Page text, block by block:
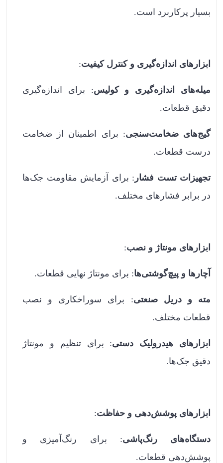
بسیار پرکاربرد است.
ابزارهای اندازه‌گیری و کنترل کیفیت:
میله‌های اندازه‌گیری و کولیس: برای اندازه‌گیری
دقیق قطعات.
گیج‌های ضخامت‌سنجی: برای اطمینان از ضخامت
درست قطعات.
تجهیزات تست فشار : برای آزمایش مقاومت جک‌ها
در برابر فشارهای مختلف.
ابزارهای مونتاژ و نصب:
آچارها و پیچ‌گوشتی‌ها: برای مونتاژ نهایی قطعات.
مته و دریل صنعتی: برای سوراخکاری و نصب
قطعات مختلف.
ابزارهای هیدرولیک دستی: برای تنظیم و مونتاژ
دقیق جک‌ها.
ابزارهای پوشش‌دهی و حفاظت:
دستگاه‌های رنگ‌پاشی: برای رنگ‌آمیزی و
پوشش‌دهی قطعات.